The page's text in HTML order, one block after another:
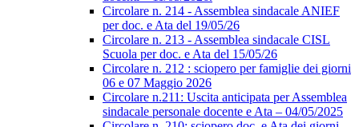
Circolare n. 214 - Assemblea sindacale ANIEF
per doc. e Ata del 19/05/26
Circolare n. 213 - Assemblea sindacale CISL
Scuola per doc. e Ata del 15/05/26
Circolare n. 212 : sciopero per famiglie dei giorni
06 e 07 Maggio 2026
Circolare n.211: Uscita anticipata per Assemblea
sindacale personale docente e Ata – 04/05/2025